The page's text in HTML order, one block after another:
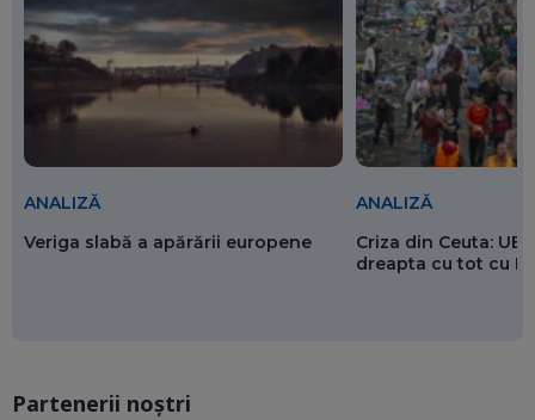
ANALIZĂ
Veriga slabă a apărării europene
ANALIZĂ
Criza din Ceuta: UE
dreapta cu tot cu
Partenerii noștri